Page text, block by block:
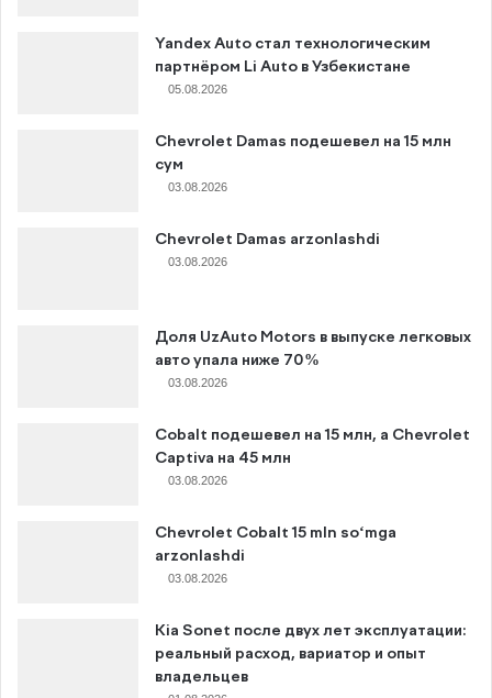
Yandex Auto стал технологическим
партнёром Li Auto в Узбекистане
05.08.2026
Chevrolet Damas подешевел на 15 млн
сум
03.08.2026
Chevrolet Damas arzonlashdi
03.08.2026
Доля UzAuto Motors в выпуске легковых
авто упала ниже 70%
03.08.2026
Cobalt подешевел на 15 млн, а Chevrolet
Captiva на 45 млн
03.08.2026
Chevrolet Cobalt 15 mln so‘mga
arzonlashdi
03.08.2026
Kia Sonet после двух лет эксплуатации:
реальный расход, вариатор и опыт
владельцев